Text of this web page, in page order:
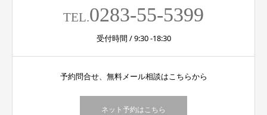
TEL.0283-55-5399
受付時間 / 9:30 -18:30
予約問合せ、無料メール相談はこちらから
ネット予約はこちら